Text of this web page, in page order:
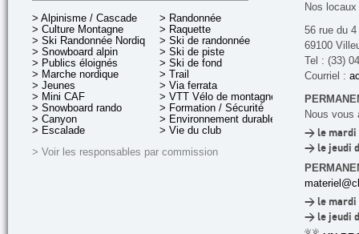
> Alpinisme / Cascade
> Culture Montagne
> Ski Randonnée Nordique
> Snowboard alpin
> Publics éloignés
> Marche nordique
> Jeunes
> Mini CAF
> Snowboard rando
> Canyon
> Escalade
> Randonnée
> Raquette
> Ski de randonnée
> Ski de piste
> Ski de fond
> Trail
> Via ferrata
> VTT Vélo de montagne
> Formation / Sécurité
> Environnement durable
> Vie du club
> Voir les responsables par commission
Nos
56 rue du
69100
Tel : (33)
Courriel :
Nous vous
> le mardi
> le jeudi
> le mardi
> le jeudi